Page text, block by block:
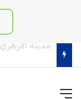
القائمة